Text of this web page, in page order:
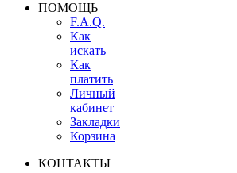
ПОМОЩЬ
F.A.Q.
Как
искать
Как
платить
Личный
кабинет
Закладки
Корзина
КОНТАКТЫ